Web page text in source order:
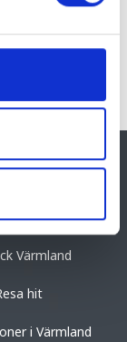
VÄRMLAND
Värmland
hit
i Värmland